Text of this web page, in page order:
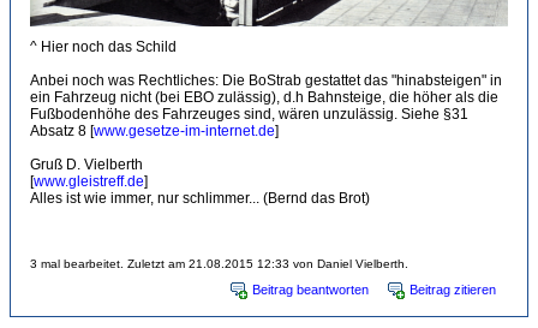
^ Hier noch das Schild
Anbei noch was Rechtliches: Die BoStrab gestattet das "hinabsteigen" in
ein Fahrzeug nicht (bei EBO zulässig), d.h Bahnsteige, die höher als die
Fußbodenhöhe des Fahrzeuges sind, wären unzulässig. Siehe §31
Absatz 8 [www.gesetze-im-internet.de]
Gruß D. Vielberth
[www.gleistreff.de]
Alles ist wie immer, nur schlimmer... (Bernd das Brot)
3 mal bearbeitet. Zuletzt am 21.08.2015 12:33 von Daniel Vielberth.
Beitrag beantworten Beitrag zitieren